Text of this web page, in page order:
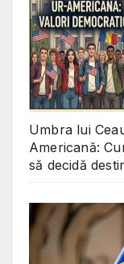
Umbra lui
Americană:
să decidă